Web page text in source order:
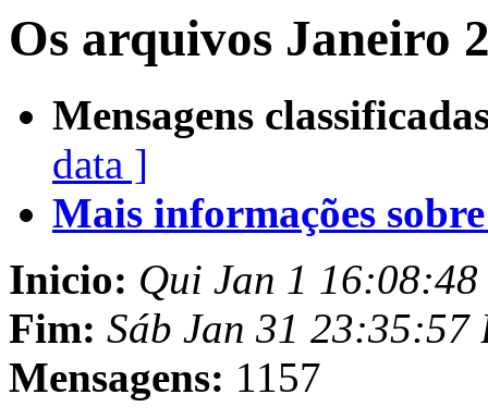
Os arquivos Janeiro
Mensagens
data ]
Mais informações
Inicio: Qui Jan 1 16:08:48
Fim: Sáb Jan 31 23:35:57
Mensagens: 1157